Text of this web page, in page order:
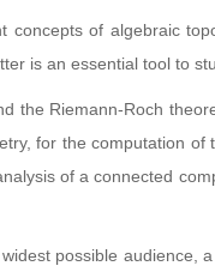
concepts of algebraic
is an essential tool to
the Riemann-Roch
for the computation
of a connected
possible audience,